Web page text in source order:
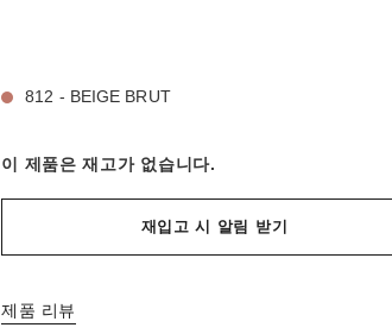
812 - BEIGE BRUT
이 제품은재고가 없습니다.
재입고 시 알림 받기
제품 리뷰